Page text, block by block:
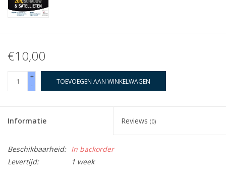
€10,00
+
-
TOEVOEGEN AAN WINKELWAGEN
Informatie Reviews (0)
Beschikbaarheid: In backorder
Levertijd:
1 week